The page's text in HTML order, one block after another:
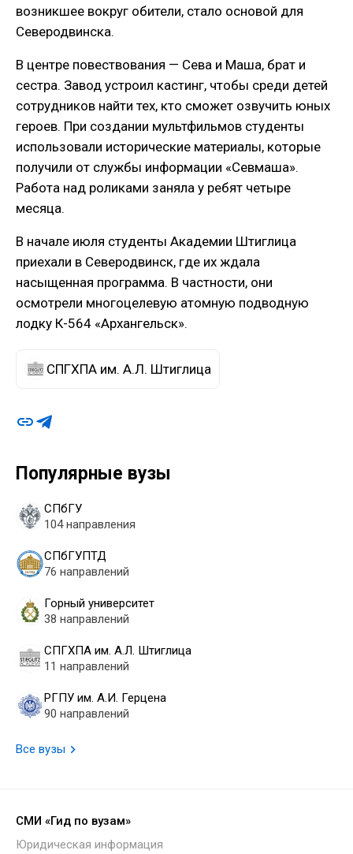
Популярные вузы
СПбГУ
104 направления
СПбГУПТД
76 направлений
Горный университет
38 направлений
СПГХПА им. А.Л. Штиглица
11 направлений
РГПУ им. А.И. Герцена
90 направлений
Все вузы
возникшее вокруг обители, стало основой для
Северодвинска.
В центре повествования — Сева и Маша, брат и
сестра. Завод устроил кастинг, чтобы среди детей
сотрудников найти тех, кто сможет озвучить юных
героев. При создании мультфильмов студенты
использовали исторические материалы, которые
получили от службы информации «Севмаша».
Работа над роликами заняла у ребят четыре
месяца.
В начале июля студенты Академии Штиглица
приехали в Северодвинск, где их ждала
насыщенная программа. В частности, они
осмотрели многоцелевую атомную подводную
лодку К-564 «Архангельск».
СПГХПА им. А.Л. Штиглица
СМИ «Гид по вузам»
Юридическая информация